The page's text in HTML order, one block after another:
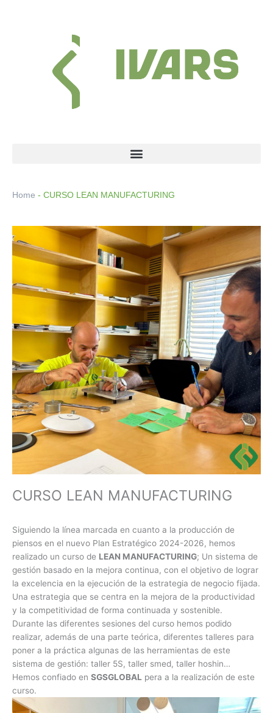
Menu
Home - CURSO LEAN MANUFACTURING
CURSO LEAN MANUFACTURING
Siguiendo la línea marcada en cuanto a la producción de
piensos en el nuevo Plan Estratégico 2024-2026, hemos
realizado un curso de LEAN MANUFACTURING; Un sistema de
gestión basado en la mejora continua, con el objetivo de lograr
la excelencia en la ejecución de la estrategia de negocio fijada.
Una estrategia que se centra en la mejora de la productividad
y la competitividad de forma continuada y sostenible.
Durante las diferentes sesiones del curso hemos podido
realizar, además de una parte teórica, diferentes talleres para
poner a la práctica algunas de las herramientas de este
sistema de gestión: taller 5S, taller smed, taller hoshin…
Hemos confiado en SGSGLOBAL pera a la realización de este
curso.